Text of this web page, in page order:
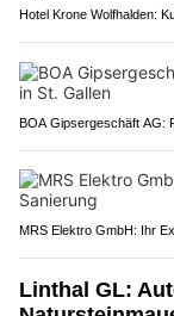
Hotel Krone Wolfhalden:
BOA Gipsergeschäft AG:
MRS Elektro GmbH: Ihr
Linthal GL: